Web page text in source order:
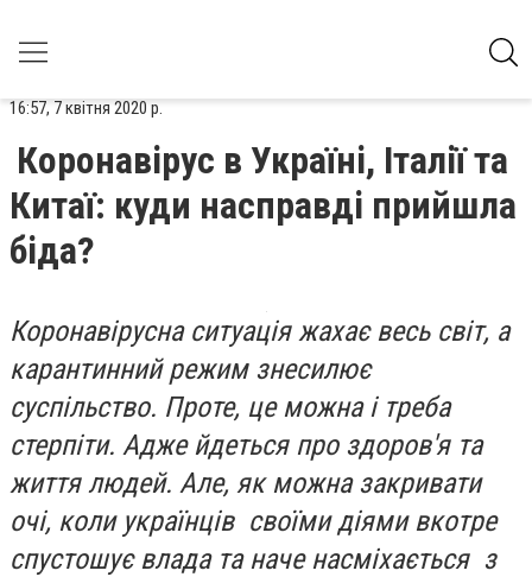
16:57, 7 квітня 2020 р.
Коронавірус в Україні, Італії та
Китаї: куди насправді прийшла
біда?
Коронавірусна ситуація жахає весь світ, а
карантинний режим знесилює
суспільство. Проте, це можна і треба
стерпіти. Адже йдеться про здоров'я та
життя людей. Але, як можна закривати
очі, коли українців своїми діями вкотре
спустошує влада та наче насміхається з